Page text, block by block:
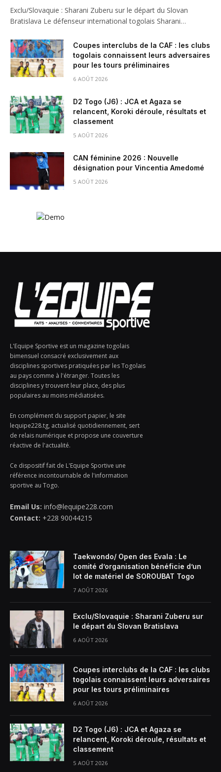
Exclu/Slovaquie : Sharani Zuberu sur le départ du Slovan
Bratislava Le défenseur international togolais Sharani…
Coupes interclubs de la CAF : les clubs
togolais connaissent leurs adversaires
pour les tours préliminaires
6 AOÛT 2026
D2 Togo (J6) : JCA et Agaza se
relancent, Koroki déroule, résultats et
classement
5 AOÛT 2026
CAN féminine 2026 : Nouvelle
désignation pour Vincentia Amedomé
5 AOÛT 2026
L'Equipe Sportive est un magazine togolais
bimensuel consacré exclusivement aux
disciplines sportives pratiquées par les Togolais
au pays comme à l'étranger. Toutes les
disciplines y trouvent leur place, des plus
populaires au moins médiatisées.
En complément du support papier, le site
lequipe228.tg, actualisé quotidiennement, sert
de relais numérique et propose une couverture
réactive de l'actualité.
Ce dispositif fait de L'Equipe Sportive une
référence incontournable de l'information
sportive au Togo.
Email Us: info@lequipe228.com
Contact: +228 90044215
Taekwondo/ Open des Evala : Le
comité d’organisation bénéficie d’un
lot de matériel de SOROUBAT Togo
7 AOÛT 2026
Exclu/Slovaquie : Sharani Zuberu sur
le départ du Slovan Bratislava
6 AOÛT 2026
Coupes interclubs de la CAF : les clubs
togolais connaissent leurs adversaires
pour les tours préliminaires
6 AOÛT 2026
D2 Togo (J6) : JCA et Agaza se
relancent, Koroki déroule, résultats et
classement
5 AOÛT 2026